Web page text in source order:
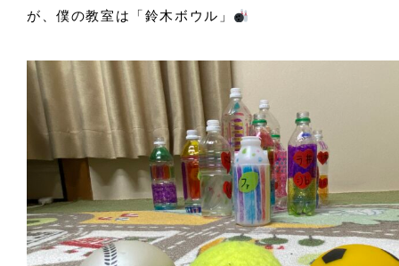
が、僕の教室は「鈴木ボウル」